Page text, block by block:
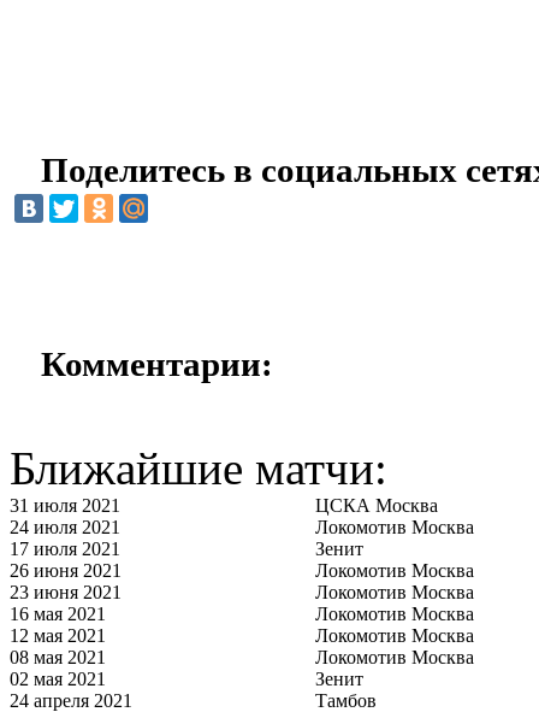
Поделитесь в социальных
Комментарии:
Ближайшие матчи:
31 июля 2021
ЦСКА Москва
24 июля 2021
Локомотив Москва
17 июля 2021
Зенит
26 июня 2021
Локомотив Москва
23 июня 2021
Локомотив Москва
16 мая 2021
Локомотив Москва
12 мая 2021
Локомотив Москва
08 мая 2021
Локомотив Москва
02 мая 2021
Зенит
24 апреля 2021
Тамбов